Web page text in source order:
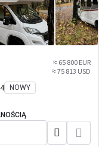
≈ 65 800 EUR
≈ 75 813 USD
4 NOWY